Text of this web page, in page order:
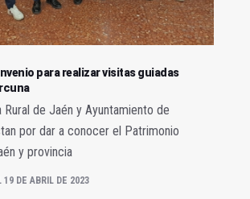
para realizar visitas guiadas
Rural de Jaén y Ayuntamiento de
por dar a conocer el Patrimonio
y provincia
19 DE ABRIL DE 2023